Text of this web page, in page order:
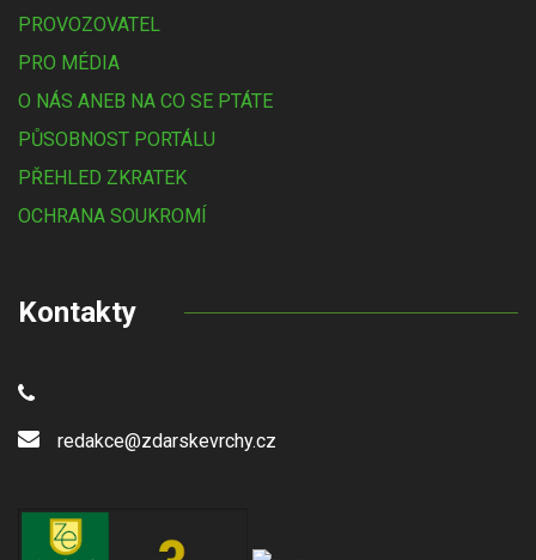
PROVOZOVATEL
PRO MÉDIA
O NÁS ANEB NA CO SE PTÁTE
PŮSOBNOST PORTÁLU
PŘEHLED ZKRATEK
OCHRANA SOUKROMÍ
Kontakty
redakce@zdarskevrchy.cz